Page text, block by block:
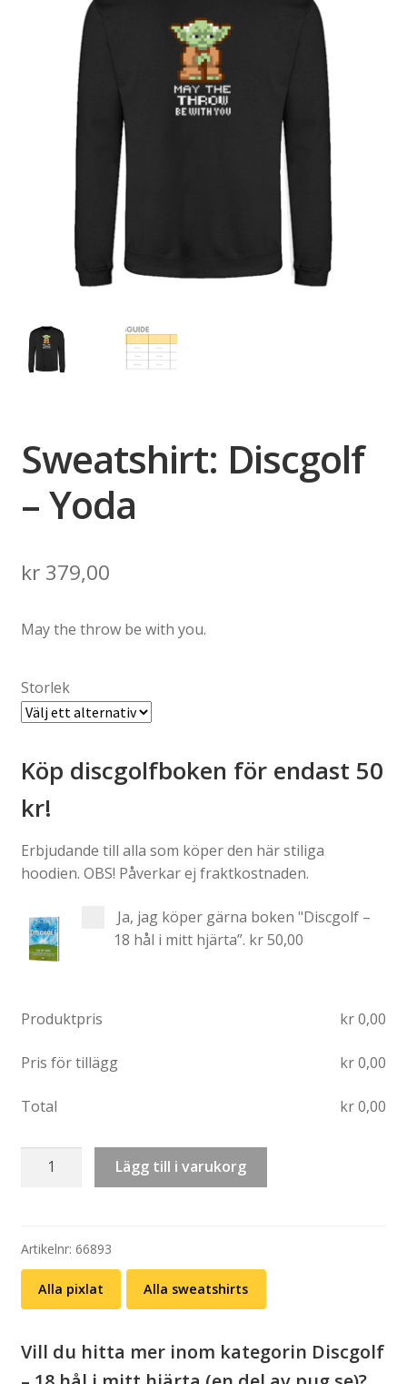
Sweatshirt: Discgolf
– Yoda
kr379,00
May the throw be with you.
Storlek
Köp discgolfboken för endast 50
kr!
Erbjudande till alla som köper den här stiliga
hoodien. OBS! Påverkar ej fraktkostnaden.
Ja, jag köper gärna boken "Discgolf –
18 hål i mitt hjärta”. kr 50,00
Produktpris kr0,00
Pris för tillägg kr0,00
Total kr0,00
Sweatshirt:
mängd
Lägg till i varukorg
Artikelnr: 66893
Alla pixlat Alla sweatshirts
Vill du hitta mer inom kategorin Discgolf